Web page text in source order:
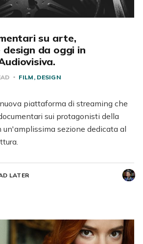
su arte,
da oggi in
FILM DESIGN
piattaforma di streaming che
sui protagonisti della
un'amplissima sezione dedicata al
LATER